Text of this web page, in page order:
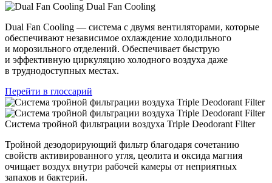
Dual Fan Cooling
Dual Fan Cooling — система с двумя вентиляторами, которые
обеспечивают независимое охлаждение холодильного
и морозильного отделений. Обеспечивает быструю
и эффективную циркуляцию холодного воздуха даже
в труднодоступных местах.
Перейти в глоссарий
Система тройной фильтрации воздуха Triple Deodorant Filter
Тройной дезодорирующий фильтр благодаря сочетанию
свойств активированного угля, цеолита и оксида магния
очищает воздух внутри рабочей камеры от неприятных
запахов и бактерий.